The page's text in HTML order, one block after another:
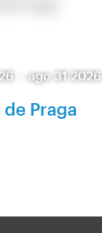
-ago 31 2026
Praga